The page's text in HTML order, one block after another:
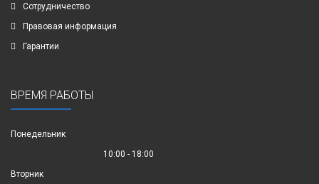
Сотрудничество
Правовая информация
Гарантии
ВРЕМЯ РАБОТЫ
Понедельник
10:00 - 18:00
Вторник